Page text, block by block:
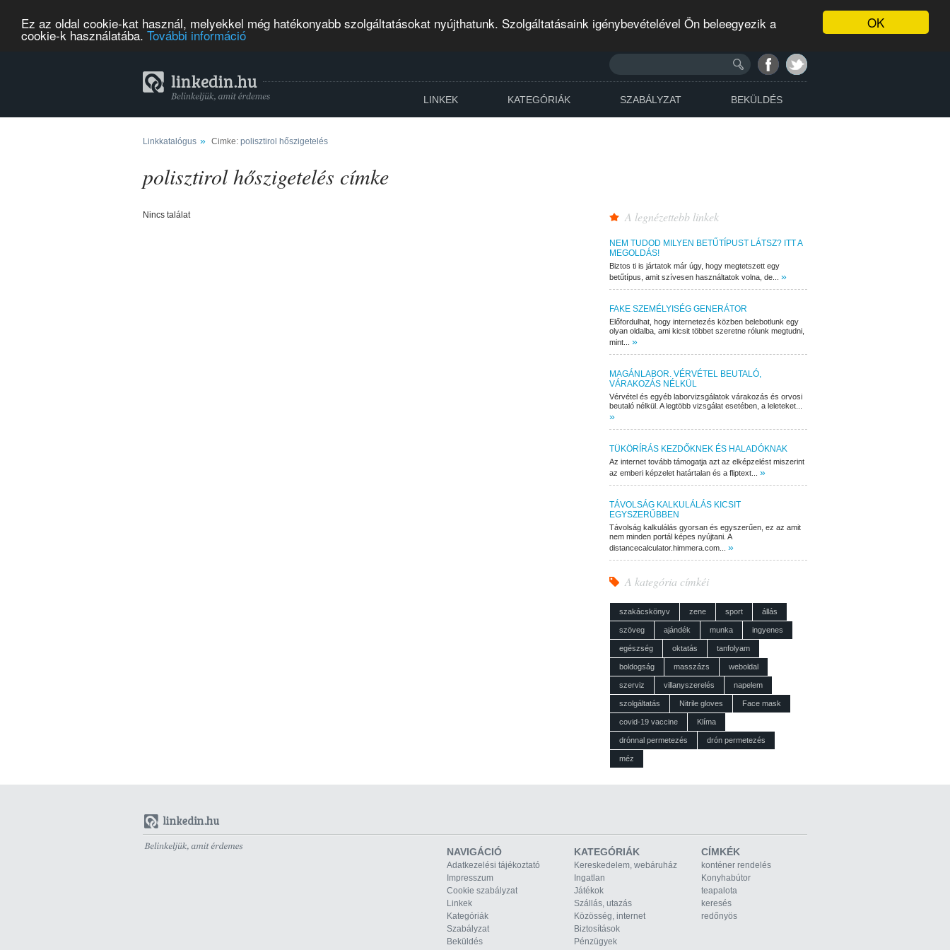
OK
Ez az oldal cookie-kat használ, melyekkel még hatékonyabb szolgáltatásokat nyújthatunk. Szolgáltatásaink igénybevételével Ön beleegyezik a
cookie-k használatába. További információ
LINKEK KATEGÓRIÁK SZABÁLYZAT BEKÜLDÉS
Linkkatalógus » Cimke: polisztirol hőszigetelés
polisztirol hőszigetelés címke
Nincs találat A legnézettebb linkek
NEM TUDOD MILYEN BETŰTÍPUST LÁTSZ? ITT A
MEGOLDÁS!
Biztos ti is jártatok már úgy, hogy megtetszett egy
betűtípus, amit szívesen használtatok volna, de... »
FAKE SZEMÉLYISÉG GENERÁTOR
Előfordulhat, hogy internetezés közben belebotlunk egy
olyan oldalba, ami kicsit többet szeretne rólunk megtudni,
mint... »
MAGÁNLABOR. VÉRVÉTEL BEUTALÓ,
VÁRAKOZÁS NÉLKÜL
Vérvétel és egyéb laborvizsgálatok várakozás és orvosi
beutaló nélkül. A legtöbb vizsgálat esetében, a leleteket...
»
TÜKÖRÍRÁS KEZDŐKNEK ÉS HALADÓKNAK
Az internet tovább támogatja azt az elképzelést miszerint
az emberi képzelet határtalan és a fliptext... »
TÁVOLSÁG KALKULÁLÁS KICSIT
EGYSZERŰBBEN
Távolság kalkulálás gyorsan és egyszerűen, ez az amit
nem minden portál képes nyújtani. A
distancecalculator.himmera.com... »
A kategória címkéi
szakácskönyv zene sport állás
szöveg ajándék munka ingyenes
egészség oktatás tanfolyam
boldogság masszázs weboldal
szerviz villanyszerelés napelem
szolgáltatás Nitrile gloves Face mask
covid-19 vaccine Klíma
drónnal permetezés drón permetezés
méz
NAVIGÁCIÓ
Adatkezelési tájékoztató
Impresszum
Cookie szabályzat
Linkek
Kategóriák
Szabályzat
Beküldés
KATEGÓRIÁK
Kereskedelem, webáruház
Ingatlan
Játékok
Szállás, utazás
Közösség, internet
Biztosítások
Pénzügyek
CÍMKÉK
konténer rendelés
Konyhabútor
teapalota
keresés
redőnyös